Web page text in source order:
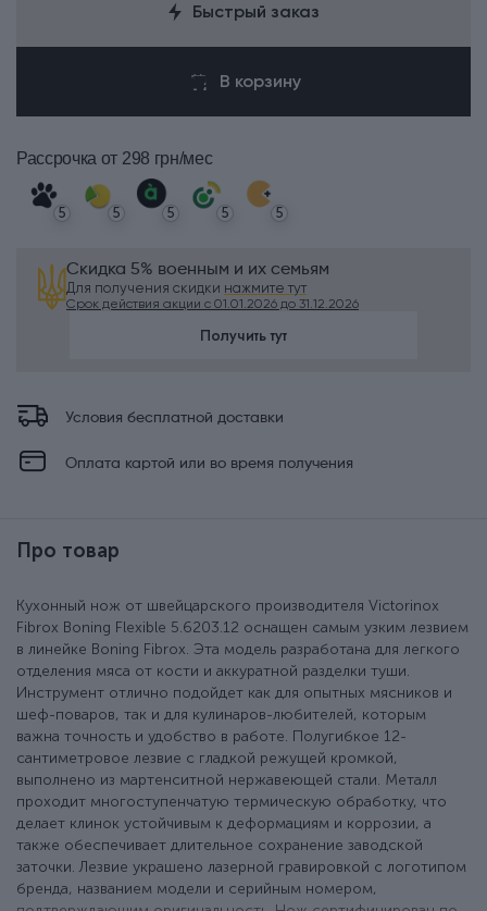
Быстрый заказ
В корзину
Рассрочка от 298 грн/мес
5 5 5 5 5
Скидка 5% военным и их семьям
Для получения скидки нажмите тут
Срок действия акции с 01.01.2026 до 31.12.2026
Получить тут
Условия бесплатной доставки
Оплата картой или во время получения
Про товар
Кухонный нож от швейцарского производителя Victorinox
Fibrox Boning Flexible 5.6203.12 оснащен самым узким лезвием
в линейке Boning Fibrox. Эта модель разработана для легкого
отделения мяса от кости и аккуратной разделки туши.
Инструмент отлично подойдет как для опытных мясников и
шеф-поваров, так и для кулинаров-любителей, которым
важна точность и удобство в работе. Полугибкое 12-
сантиметровое лезвие с гладкой режущей кромкой,
выполнено из мартенситной нержавеющей стали. Металл
проходит многоступенчатую термическую обработку, что
делает клинок устойчивым к деформациям и коррозии, а
также обеспечивает длительное сохранение заводской
заточки. Лезвие украшено лазерной гравировкой с логотипом
бренда, названием модели и серийным номером,